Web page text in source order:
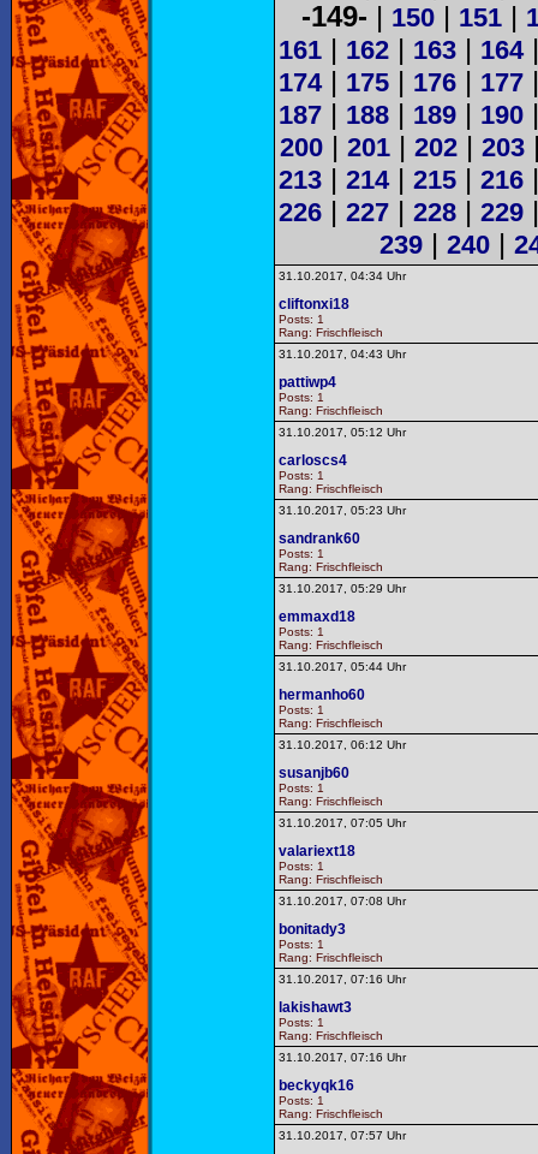
-149- | 150| 151|
161 | 162 | 163 | 164
174| 175 | 176 | 177
187 | 188 | 189 | 190
200| 201| 202| 203
213 | 214| 215 | 216
226 | 227 | 228 | 229
239| 240|
31.10.2017, 04:34 Uhr
cliftonxi18
Posts: 1
Rang: Frischfleisch
31.10.2017, 04:43 Uhr
pattiwp4
Posts: 1
Rang: Frischfleisch
31.10.2017, 05:12 Uhr
carloscs4
Posts: 1
Rang: Frischfleisch
31.10.2017, 05:23 Uhr
sandrank60
Posts: 1
Rang: Frischfleisch
31.10.2017, 05:29 Uhr
emmaxd18
Posts: 1
Rang: Frischfleisch
31.10.2017, 05:44 Uhr
hermanho60
Posts: 1
Rang: Frischfleisch
31.10.2017, 06:12 Uhr
susanjb60
Posts: 1
Rang: Frischfleisch
31.10.2017, 07:05 Uhr
valariext18
Posts: 1
Rang: Frischfleisch
31.10.2017, 07:08 Uhr
bonitady3
Posts: 1
Rang: Frischfleisch
31.10.2017, 07:16 Uhr
lakishawt3
Posts: 1
Rang: Frischfleisch
31.10.2017, 07:16 Uhr
beckyqk16
Posts: 1
Rang: Frischfleisch
31.10.2017, 07:57 Uhr